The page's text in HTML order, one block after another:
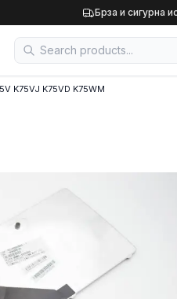
Брза и сигурна
K75VJ K75VD K75WM